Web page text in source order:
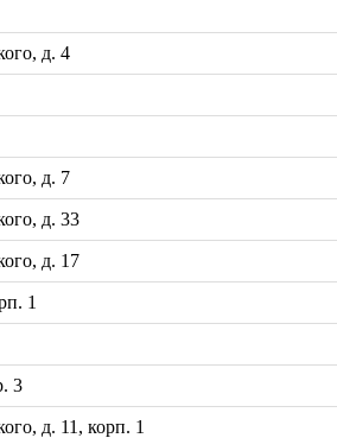
д. 4
д. 7
д. 33
д. 17
1
3
д. 11, корп. 1